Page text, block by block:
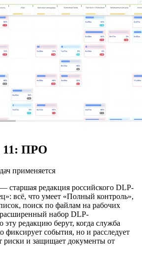
11: ПРО
применяется
— старшая редакция российского DLP-
всё, что умеет «Полный контроль»,
поиск по файлам на рабочих
набор DLP-
редакцию берут, когда служба
фиксирует события, но и расследует
риски и защищает документы от